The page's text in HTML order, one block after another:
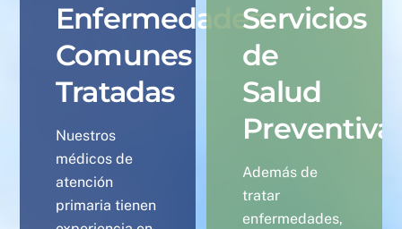
Enfermedades
Comunes
Tratadas
Nuestros
médicos de
atención
primaria tienen
Servicios
de
Salud
Preventiva
Además de
tratar
enfermedades,